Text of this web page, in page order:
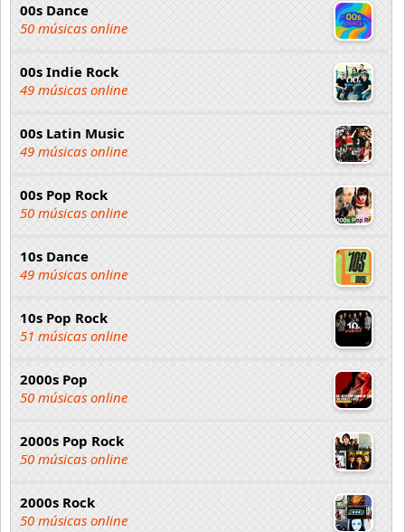
00s Dance
50 músicas online
00s Indie Rock
49 músicas online
00s Latin Music
49 músicas online
00s Pop Rock
50 músicas online
10s Dance
49 músicas online
10s Pop Rock
51 músicas online
2000s Pop
50 músicas online
2000s Pop Rock
50 músicas online
2000s Rock
50 músicas online